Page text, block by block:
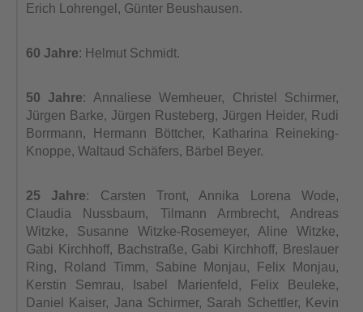
Erich Lohrengel, Günter Beushausen.
60 Jahre: Helmut Schmidt.
50 Jahre: Annaliese Wemheuer, Christel Schirmer,
Jürgen Barke, Jürgen Rusteberg, Jürgen Heider, Rudi
Borrmann, Hermann Böttcher, Katharina Reineking-
Knoppe, Waltaud Schäfers, Bärbel Beyer.
25 Jahre: Carsten Tront, Annika Lorena Wode,
Claudia Nussbaum, Tilmann Armbrecht, Andreas
Witzke, Susanne Witzke-Rosemeyer, Aline Witzke,
Gabi Kirchhoff, Bachstraße, Gabi Kirchhoff, Breslauer
Ring, Roland Timm, Sabine Monjau, Felix Monjau,
Kerstin Semrau, Isabel Marienfeld, Felix Beuleke,
Daniel Kaiser, Jana Schirmer, Sarah Schettler, Kevin